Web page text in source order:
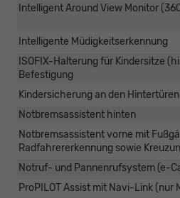
Intelligent Around View Monitor
Intelligente Müdigkeitserkennung
ISOFIX-Halterung für Kindersitze
Befestigung
Kindersicherung an den Hintertüren
Notbremsassistent hinten
Notbremsassistent vorne mit
Radfahrererkennung sowie
Notruf- und Pannenrufsystem (e-
ProPILOT Assist mit Navi-Link (nur